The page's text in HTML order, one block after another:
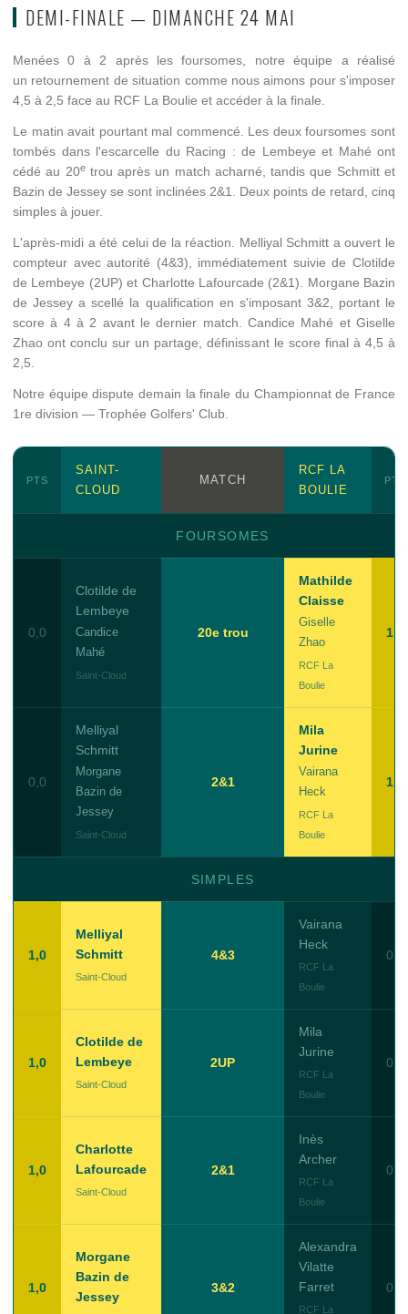
DEMI-FINALE — DIMANCHE 24 MAI
Menées 0 à 2 après les foursomes, notre équipe a réalisé
un retournement de situation comme nous aimons pour s'imposer
4,5 à 2,5 face au RCF La Boulie et accéder à la finale.
Le matin avait pourtant mal commencé. Les deux foursomes sont
tombés dans l'escarcelle du Racing : de Lembeye et Mahé ont
cédé au 20etrou après un match acharné, tandis que Schmitt et
Bazin de Jessey se sont inclinées 2&1. Deux points de retard, cinq
simples à jouer.
L'après-midi a été celui de la réaction. Melliyal Schmitt a ouvert le
compteur avec autorité (4&3), immédiatement suivie de Clotilde
de Lembeye (2UP) et Charlotte Lafourcade (2&1). Morgane Bazin
de Jessey a scellé la qualification en s'imposant 3&2, portant le
score à 4 à 2 avant le dernier match. Candice Mahé et Giselle
Zhao ont conclu sur un partage, définissant le score final à 4,5 à
2,5.
Notre équipe dispute demain la finale du Championnat de France
1re division — Trophée Golfers' Club.
PTS
SAINT-
CLOUD
MATCH
RCF LA
BOULIE
PTS
FOURSOMES
0,0
Clotilde de
Lembeye
Candice
Mahé
Saint-Cloud
20e trou
Mathilde
Claisse
Giselle
Zhao
RCF La
Boulie
1,0
0,0
Melliyal
Schmitt
Morgane
Bazin de
Jessey
Saint-Cloud
2&1
Mila
Jurine
Vairana
Heck
RCF La
Boulie
1,0
SIMPLES
1,0
Melliyal
Schmitt
Saint-Cloud
4&3
Vairana
Heck
RCF La
Boulie
0,0
1,0
Clotilde de
Lembeye
Saint-Cloud
2UP
Mila
Jurine
RCF La
Boulie
0,0
1,0
Charlotte
Lafourcade
Saint-Cloud
2&1
Inès
Archer
RCF La
Boulie
0,0
1,0
Morgane
Bazin de
Jessey
3&2
Alexandra
Vilatte
Farret
RCF La
0,0